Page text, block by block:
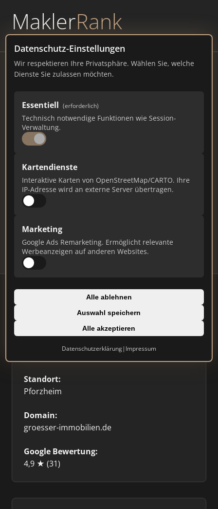
MaklerRank
powered byWAVEPOINT
Datenschutz-Einstellungen
Wir respektieren Ihre Privatsphäre. Wählen Sie, welche
Dienste Sie zulassen möchten.
Essentiell (erforderlich)
Technisch notwendige Funktionen wie Session-
Verwaltung.
Kartendienste
Interaktive Karten von OpenStreetMap/CARTO. Ihre
IP-Adresse wird an externe Server übertragen.
Marketing
Google Ads Remarketing. Ermöglicht relevante
Werbeanzeigen auf anderen Websites.
Alle ablehnen
Auswahl speichern
Alle akzeptieren
Datenschutzerklärung| Impressum
Grösser Immobilien
groesser-immobilien.de
55
Ist das Ihr Unternehmen?
Verifizieren Sie Ihr Profil, bearbeiten Sie Ihre
Updates.
Profil beanspruchen
Standort:
Pforzheim
Domain:
groesser-immobilien.de
Google Bewertung:
4,9 ★ (31)